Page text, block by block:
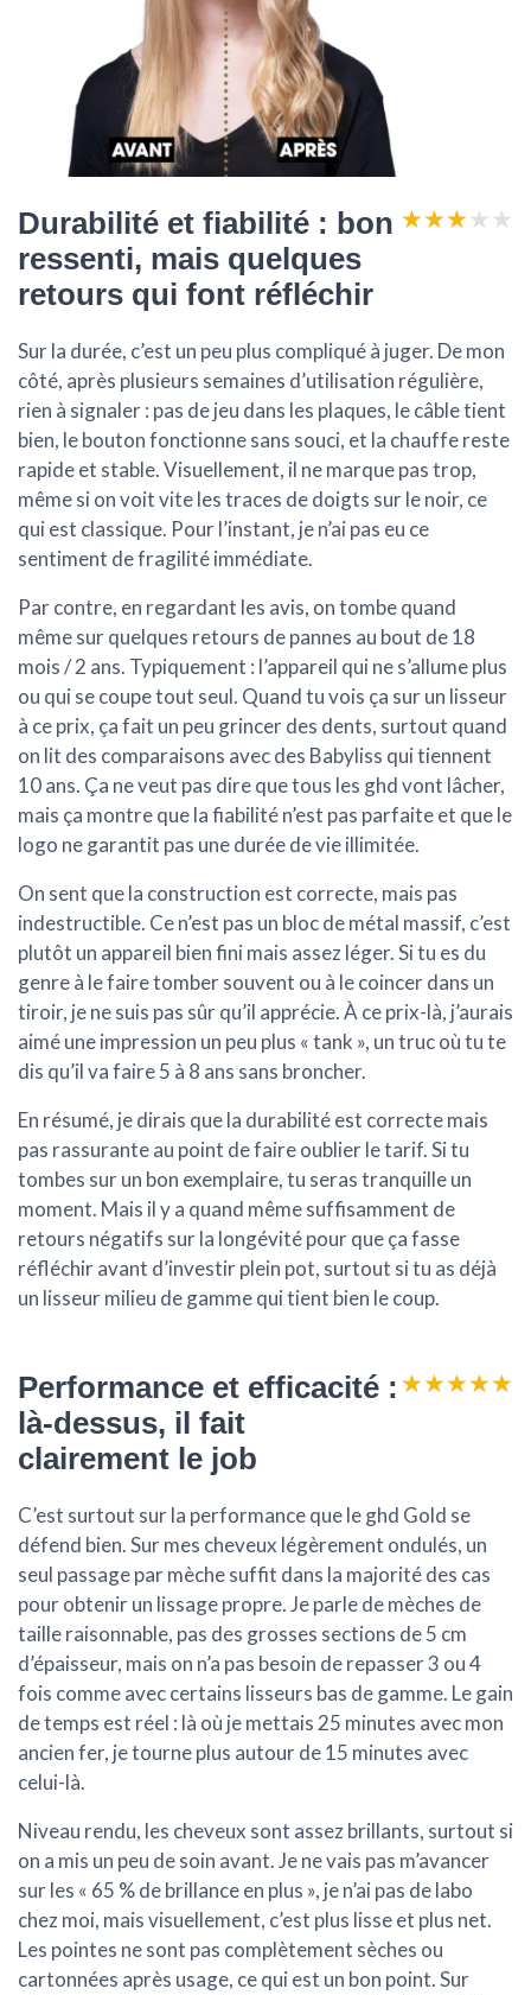
Durabilité et fiabilité : bon
ressenti, mais quelques
retours qui font réfléchir
★★★★★
★★★★★
Sur la durée, c’est un peu plus compliqué à juger. De mon
côté, après plusieurs semaines d’utilisation régulière,
rien à signaler : pas de jeu dans les plaques, le câble tient
bien, le bouton fonctionne sans souci, et la chauffe reste
rapide et stable. Visuellement, il ne marque pas trop,
même si on voit vite les traces de doigts sur le noir, ce
qui est classique. Pour l’instant, je n’ai pas eu ce
sentiment de fragilité immédiate.
Par contre, en regardant les avis, on tombe quand
même sur quelques retours de pannes au bout de 18
mois / 2 ans. Typiquement : l’appareil qui ne s’allume plus
ou qui se coupe tout seul. Quand tu vois ça sur un lisseur
à ce prix, ça fait un peu grincer des dents, surtout quand
on lit des comparaisons avec des Babyliss qui tiennent
10 ans. Ça ne veut pas dire que tous les ghd vont lâcher,
mais ça montre que la fiabilité n’est pas parfaite et que le
logo ne garantit pas une durée de vie illimitée.
On sent que la construction est correcte, mais pas
indestructible. Ce n’est pas un bloc de métal massif, c’est
plutôt un appareil bien fini mais assez léger. Si tu es du
genre à le faire tomber souvent ou à le coincer dans un
tiroir, je ne suis pas sûr qu’il apprécie. À ce prix-là, j’aurais
aimé une impression un peu plus « tank », un truc où tu te
dis qu’il va faire 5 à 8 ans sans broncher.
En résumé, je dirais que la durabilité est correcte mais
pas rassurante au point de faire oublier le tarif. Si tu
tombes sur un bon exemplaire, tu seras tranquille un
moment. Mais il y a quand même suffisamment de
retours négatifs sur la longévité pour que ça fasse
réfléchir avant d’investir plein pot, surtout si tu as déjà
un lisseur milieu de gamme qui tient bien le coup.
Performance et efficacité :
là-dessus, il fait
clairement le job
★★★★★
★★★★★
C’est surtout sur la performance que le ghd Gold se
défend bien. Sur mes cheveux légèrement ondulés, un
seul passage par mèche suffit dans la majorité des cas
pour obtenir un lissage propre. Je parle de mèches de
taille raisonnable, pas des grosses sections de 5 cm
d’épaisseur, mais on n’a pas besoin de repasser 3 ou 4
fois comme avec certains lisseurs bas de gamme. Le gain
de temps est réel : là où je mettais 25 minutes avec mon
ancien fer, je tourne plus autour de 15 minutes avec
celui-là.
Niveau rendu, les cheveux sont assez brillants, surtout si
on a mis un peu de soin avant. Je ne vais pas m’avancer
sur les « 65 % de brillance en plus », je n’ai pas de labo
chez moi, mais visuellement, c’est plus lisse et plus net.
Les pointes ne sont pas complètement sèches ou
cartonnées après usage, ce qui est un bon point. Sur